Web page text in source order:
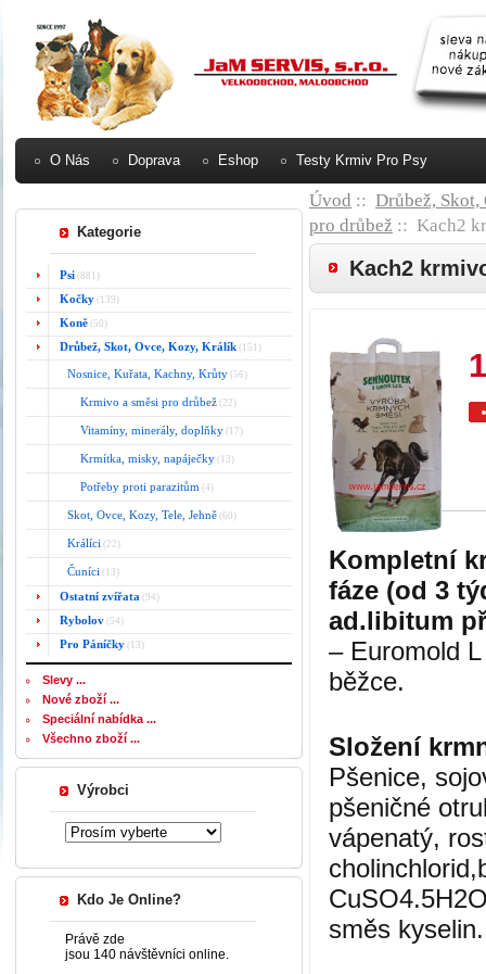
O Nás Doprava Eshop Testy Krmiv Pro Psy
Kategorie
Psi (881)
Kočky (139)
Koně (50)
Drůbež, Skot, Ovce, Kozy, Králík (151)
Nosnice, Kuřata, Kachny, Krůty (56)
Krmivo a směsi pro drůbež (22)
Vitamíny, minerály, doplňky (17)
Krmítka, misky, napáječky (13)
Potřeby proti parazitům (4)
Skot, Ovce, Kozy, Tele, Jehně (60)
Králíci (22)
Čuníci (13)
Ostatní zvířata (94)
Rybolov (54)
Pro Páníčky (13)
Slevy ...
Nové zboží ...
Speciální nabídka ...
Všechno zboží ...
Výrobci
Kdo Je Online?
Právě zde
jsou 140 návštěvníci online.
Úvod :: Drůbež,
pro drůbež :: Kach2
Kach2
Kompletní
fáze (od 3
ad.libitum
– Euromold
běžce.
Složení
Pšenice,
pšeničné
vápenatý,
směs kyselin.